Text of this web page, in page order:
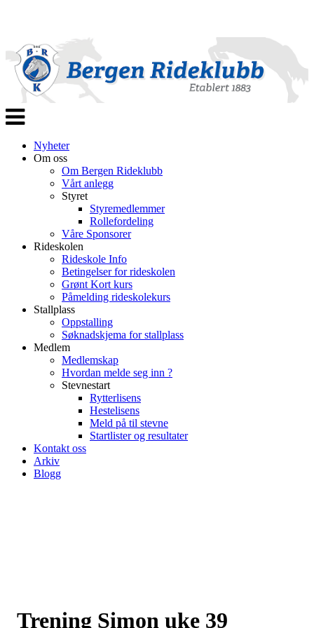
Veksle
navigasjon
Nyheter
Om oss
Om Bergen Rideklubb
Vårt anlegg
Styret
Styremedlemmer
Rollefordeling
Våre Sponsorer
Rideskolen
Rideskole Info
Betingelser for rideskolen
Grønt Kort kurs
Påmelding rideskolekurs
Stallplass
Oppstalling
Søknadskjema for stallplass
Medlem
Medlemskap
Hvordan melde seg inn ?
Stevnestart
Rytterlisens
Hestelisens
Meld på til stevne
Startlister og resultater
Kontakt oss
Arkiv
Blogg
Trening Simon uke 39